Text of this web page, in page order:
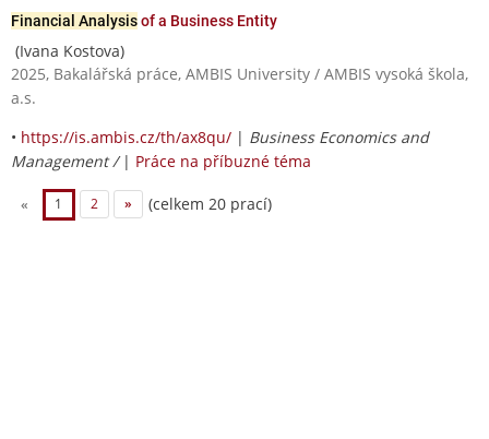
Financial Analysisof a Business Entity
(Ivana Kostova)
2025, Bakalářská práce, AMBIS University / AMBIS vysoká škola,
a.s.
• https://is.ambis.cz/th/ax8qu/ | Business Economics and
Management / | Práce na příbuzné téma
« 1 2 » (celkem 20 prací)